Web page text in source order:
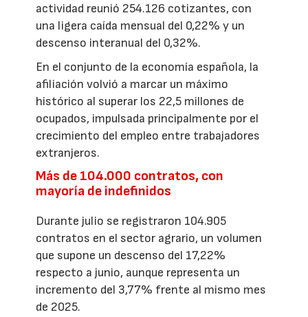
actividad reunió 254.126 cotizantes, con
una ligera caída mensual del 0,22% y un
descenso interanual del 0,32%.
En el conjunto de la economía española, la
afiliación volvió a marcar un máximo
histórico al superar los 22,5 millones de
ocupados, impulsada principalmente por el
crecimiento del empleo entre trabajadores
extranjeros.
Más de 104.000 contratos, con
mayoría de indefinidos
Durante julio se registraron 104.905
contratos en el sector agrario, un volumen
que supone un descenso del 17,22%
respecto a junio, aunque representa un
incremento del 3,77% frente al mismo mes
de 2025.